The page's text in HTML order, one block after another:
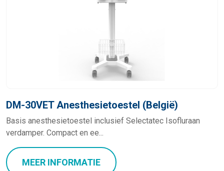
DM-30VET Anesthesietoestel (België)
Basis anesthesietoestel inclusief Selectatec Isofluraan
verdamper. Compact en ee...
MEER INFORMATIE